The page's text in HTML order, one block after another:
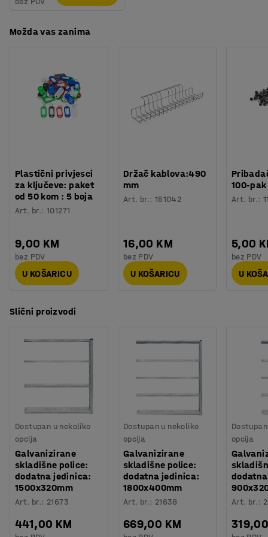
Možda vas zanima
Plastični privjesci
za ključeve: paket
od 50 kom : 5 boja
Art. br.:101271
9,00 KM
bez PDV
U KOŠARICU
Držač kablova:490
mm
Art. br.: 151042
16,00 KM
bez PDV
U KOŠARICU
100-pak
Art. br.:
5,00
bez PDV
U
Slični proizvodi
Dostupan u nekoliko
opcija
Galvanizirane
skladišne police:
dodatna jedinica:
1500x320mm
Art. br.: 21673
441,00 KM
Dostupan u nekoliko
opcija
Galvanizirane
skladišne police:
dodatna jedinica:
1800x400mm
Art. br.: 21638
669,00 KM
opcija
Art. br.: